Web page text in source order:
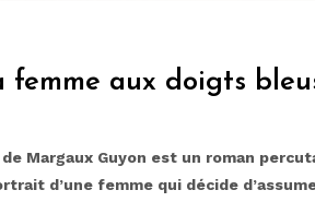
femme aux doigts
Margaux Guyon est un roman
d’une femme qui décide